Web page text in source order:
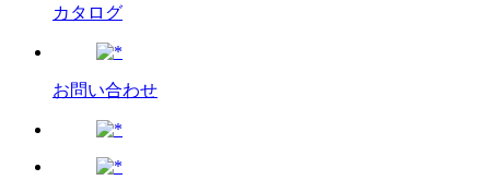
カタログ
お問い合わせ